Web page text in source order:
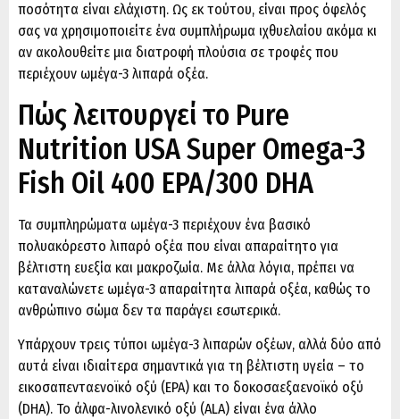
ποσότητα είναι ελάχιστη. Ως εκ τούτου, είναι προς όφελός
σας να χρησιμοποιείτε ένα συμπλήρωμα ιχθυελαίου ακόμα κι
αν ακολουθείτε μια διατροφή πλούσια σε τροφές που
περιέχουν ωμέγα-3 λιπαρά οξέα.
Πώς λειτουργεί το Pure
Nutrition USA Super Omega-3
Fish Oil 400 EPA/300 DHA
Τα συμπληρώματα ωμέγα-3 περιέχουν ένα βασικό
πολυακόρεστο λιπαρό οξέα που είναι απαραίτητο για
βέλτιστη ευεξία και μακροζωία. Με άλλα λόγια, πρέπει να
καταναλώνετε ωμέγα-3 απαραίτητα λιπαρά οξέα, καθώς το
ανθρώπινο σώμα δεν τα παράγει εσωτερικά.
Υπάρχουν τρεις τύποι ωμέγα-3 λιπαρών οξέων, αλλά δύο από
αυτά είναι ιδιαίτερα σημαντικά για τη βέλτιστη υγεία – το
εικοσαπενταενοϊκό οξύ (EPA) και το δοκοσαεξαενοϊκό οξύ
(DHA). Το άλφα-λινολενικό οξύ (ALA) είναι ένα άλλο